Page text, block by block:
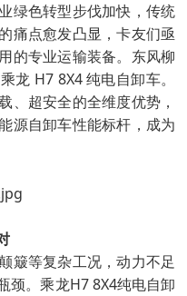
绿色转型步伐加快，传统
痛点愈发凸显，卡友们亟
的专业运输装备。东风柳
龙 H7 8X4 纯电自卸车。
、超安全的全维度优势，
源自卸车性能标杆，成为
簸等复杂工况，动力不足
颈。乘龙H7 8X4纯电自卸